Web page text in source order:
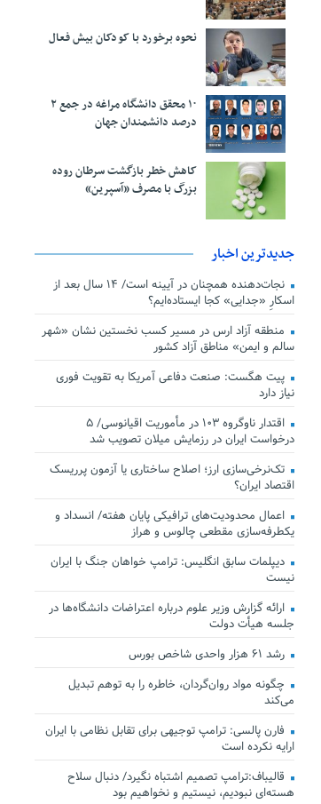
نحوه برخورد با کودکان بیش فعال
۱۰ محقق دانشگاه مراغه در جمع ۲
درصد دانشمندان جهان
کاهش خطر بازگشت سرطان روده
بزرگ با مصرف «آسپرین»
جدیدترین اخبار
نجات‌دهنده‌ همچنان در آیینه است/ ۱۴ سال بعد از
اسکارِ «جدایی» کجا ایستاده‌ایم؟
منطقه آزاد ارس در مسیر کسب نخستین نشان «شهر
سالم و ایمن» مناطق آزاد کشور
پیت هگست: صنعت دفاعی آمریکا به تقویت فوری
نیاز دارد
اقتدار ناوگروه ۱۰۳ در مأموریت‌ اقیانوسی/ ۵
درخواست ایران در رزمایش میلان تصویب شد
تک‌نرخی‌سازی ارز؛ اصلاح ساختاری یا آزمون پرریسک
اقتصاد ایران؟
اعمال محدودیت‌های ترافیکی پایان هفته/ انسداد و
یکطرفه‌سازی مقطعی چالوس و هراز
دیپلمات سابق انگلیس:‌ ترامپ خواهان جنگ با ایران
نیست
ارائه گزارش وزیر علوم درباره اعتراضات دانشگاه‌ها در
جلسه هیأت دولت
رشد ۶۱ هزار واحدی شاخص بورس
چگونه مواد روان‌گردان، خاطره را به توهم تبدیل
می‌کند
فارن پالسی: ترامپ توجیهی برای تقابل نظامی با ایران
ارایه نکرده است
قالیباف:ترامپ تصمیم اشتباه نگیرد/ دنبال سلاح
هسته‌ای نبودیم، نیستیم و نخواهیم بود